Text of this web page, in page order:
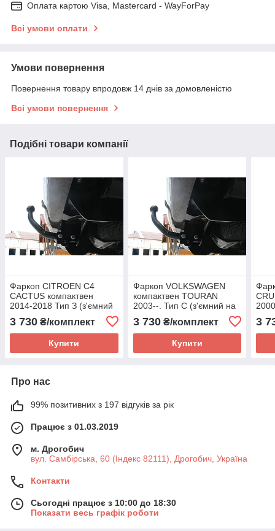
Оплата картою Visa, Mastercard - WayForPay
Всі умови оплати
Умови повернення
Повернення товару впродовж 14 днів за домовленістю
Всі умови повернення
Подібні товари компанії
Фаркоп CITROEN C4
CACTUS компактвен
2014-2018 Тип З (з'ємний
3 730 ₴/комплект
Купити
Фаркоп VOLKSWAGEN
компактвен TOURAN
2003--. Тип С (з'ємний на
3 730₴/комплект
Купити
3
Про нас
99% позитивних з 197 відгуків за рік
Працює з 01.03.2019
м. Дрогобич
вул. Самбірська, 60 (Індекс 82111), Дрогобич, Україна
Контакти
Сьогодні працює з 10:00 до 18:30
Показати весь графік роботи